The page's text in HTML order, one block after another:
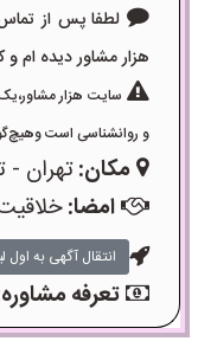
لطفا پس از
هزار مشاور دیده ام و کد «مشاور-
سایت هزار
و روانشناسی است
مکان:تهران -
امضا:
انتقال آگهی به
تعرفه